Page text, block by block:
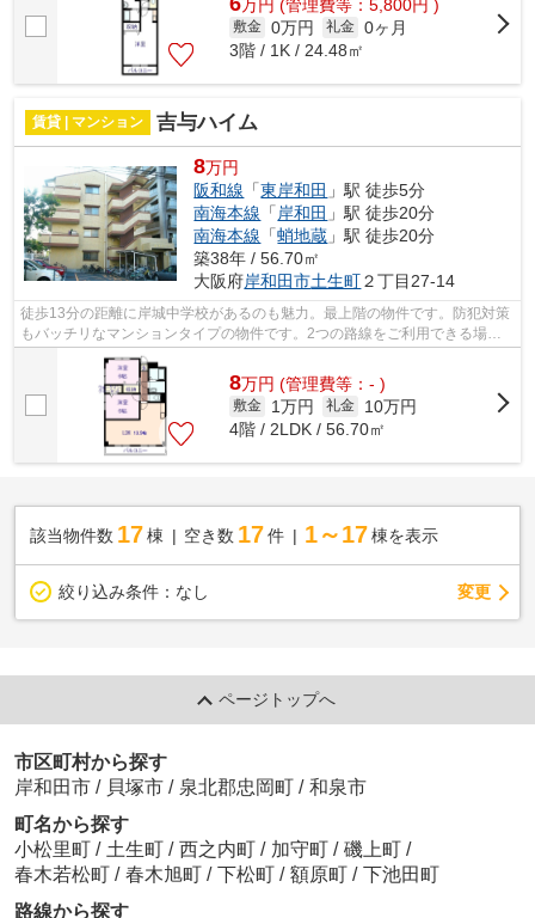
万円 (管理費等：5,800円 )
敷金 0万円 礼金 0ヶ月
3階 / 1K / 24.48㎡
賃貸 | マンション 吉与ハイム
8万円
阪和線 「東岸和田 」駅 徒歩5分
南海本線 「 岸和田 」駅 徒歩20分
南海本線 「蛸地蔵 」駅 徒歩20分
築38年 / 56.70㎡
大阪府岸和田市土生町２丁目27-14
徒歩13分の距離に岸城中学校があるのも魅力。最上階の物件です。防犯対策
もバッチリなマンションタイプの物件です。2つの路線をご利用できる場所
にあり、アクセスはとても便利です。よ...
8万円 (管理費等：- )
敷金 1万円 礼金
10万円
4階 / 2LDK / 56.70㎡
該当物件数 17棟 空き数 17 件 1～17 棟を表示
絞り込み条件： なし 変更
ページトップへ
市区町村から探す
岸和田市 / 貝塚市 / 泉北郡忠岡町 / 和泉市
町名から探す
小松里町 / 土生町 / 西之内町 / 加守町 / 磯上町 /
春木若松町 / 春木旭町 / 下松町 / 額原町 / 下池田町
路線から探す